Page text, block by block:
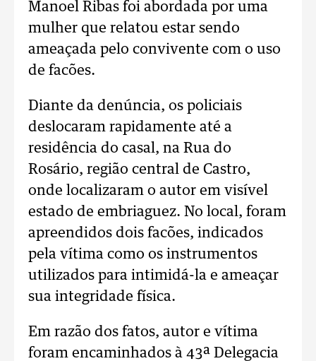
Manoel Ribas foi abordada por uma
mulher que relatou estar sendo
ameaçada pelo convivente com o uso
de facões.
Diante da denúncia, os policiais
deslocaram rapidamente até a
residência do casal, na Rua do
Rosário, região central de Castro,
onde localizaram o autor em visível
estado de embriaguez. No local, foram
apreendidos dois facões, indicados
pela vítima como os instrumentos
utilizados para intimidá-la e ameaçar
sua integridade física.
Em razão dos fatos, autor e vítima
foram encaminhados à 43ª Delegacia